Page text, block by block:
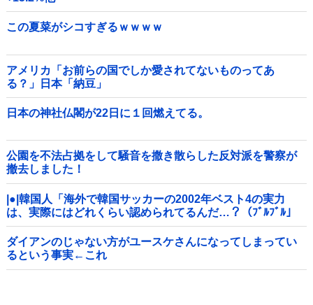
この夏菜がシコすぎるｗｗｗｗ
アメリカ「お前らの国でしか愛されてないものってあ
る？」日本「納豆」
日本の神社仏閣が22日に１回燃えてる。
公園を不法占拠をして騒音を撒き散らした反対派を警察が
撤去しました！
|●|韓国人「海外で韓国サッカーの2002年ベスト4の実力
は、実際にはどれくらい認められてるんだ…？（ﾌﾞﾙﾌﾞﾙ」
＝韓国の反応
ダイアンのじゃない方がユースケさんになってしまってい
るという事実←これ